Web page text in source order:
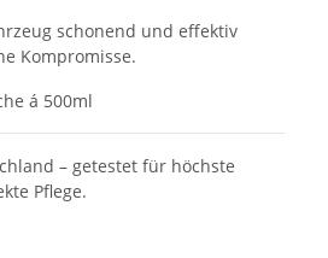
schonend und effektiv
Kompromisse.
á 500ml
– getestet für höchste
Pflege.